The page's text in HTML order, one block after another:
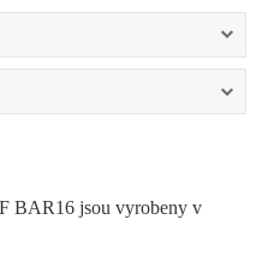
BAR16 jsou vyrobeny v